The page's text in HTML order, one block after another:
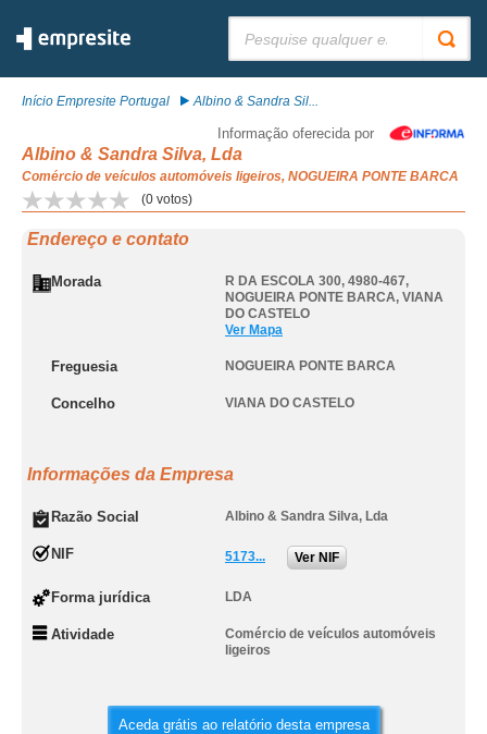
Início Empresite Portugal Albino & Sandra Sil...
Informação oferecida por
Albino & Sandra Silva, Lda
Comércio de veículos automóveis ligeiros, NOGUEIRA PONTE BARCA
(0 votos)
Endereço e contato
Morada R DA ESCOLA 300, 4980-467,
NOGUEIRA PONTE BARCA, VIANA
DO CASTELO
Ver Mapa
Freguesia NOGUEIRA PONTE BARCA
Concelho VIANA DO CASTELO
Informações da Empresa
Razão Social Albino & Sandra Silva, Lda
NIF 5173... Ver NIF
Forma jurídica LDA
Atividade
Comércio de veículos automóveis
ligeiros
Aceda grátis ao relatório desta empresa